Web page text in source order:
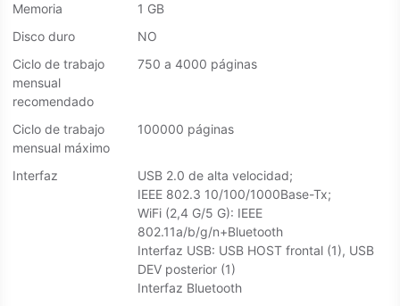
Memoria
1 GB
Disco duro
NO
Ciclo de trabajo
mensual
recomendado
750 a 4000 páginas
Ciclo de trabajo
mensual máximo
100000 páginas
Interfaz
USB 2.0 de alta velocidad;
IEEE 802.3 10/100/1000Base-Tx;
WiFi (2,4 G/5 G): IEEE
802.11a/b/g/n+Bluetooth
Interfaz USB: USB HOST frontal (1), USB
DEV posterior (1)
Interfaz Bluetooth